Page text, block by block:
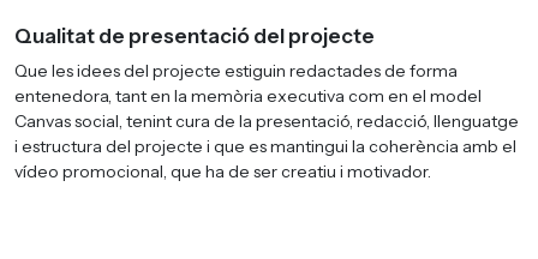
Qualitat de presentació del projecte
Que les idees del projecte estiguin redactades de forma
entenedora, tant en la memòria executiva com en el model
Canvas social, tenint cura de la presentació, redacció, llenguatge
i estructura del projecte i que es mantingui la coherència amb el
vídeo promocional, que ha de ser creatiu i motivador.